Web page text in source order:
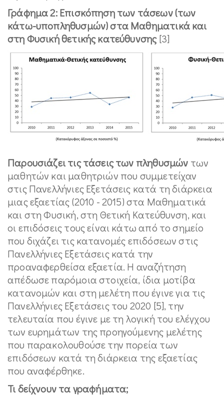
Γράφημα 2: Επισκόπηση των τάσεων (των
κάτω-υποπληθυσμών) στα Μαθηματικά και
στη Φυσική θετικής κατεύθυνσης[3]
Παρουσιάζει τις τάσεις των πληθυσμών των
μαθητών και μαθητριών που συμμετείχαν
στις Πανελλήνιες Εξετάσεις κατά τη διάρκεια
μιας εξαετίας (2010 - 2015) στα Μαθηματικά
και στη Φυσική, στη Θετική Κατεύθυνση, και
οι επιδόσεις τους είναι κάτω από το σημείο
που διχάζει τις κατανομές επιδόσεων στις
Πανελλήνιες Εξετάσεις κατά την
προαναφερθείσα εξαετία. Η αναζήτηση
απέδωσε παρόμοια στοιχεία, ίδια μοτίβα
κατανομών και στη μελέτη που έγινε για τις
Πανελλήνιες Εξετάσεις του 2020 [5], την
τελευταία που έγινε με τη λογική του ελέγχου
των ευρημάτων της προηγούμενης μελέτης
που παρακολουθούσε την πορεία των
επιδόσεων κατά τη διάρκεια της εξαετίας
που αναφέρθηκε.
Τι δείχνουν τα γραφήματα;